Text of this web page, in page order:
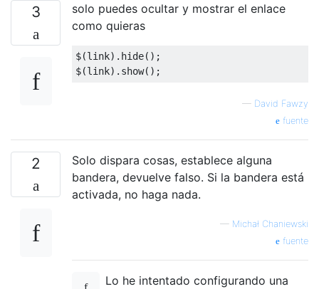
3
solo puedes ocultar y mostrar el enlace
como quieras
$(link). hide();
$(link). show();
— David Fawzy
fuente
2
Solo dispara cosas, establece alguna
bandera, devuelve falso. Si la bandera está
activada, no haga nada.
— Michał Chaniewski
fuente
Lo he intentado configurando una